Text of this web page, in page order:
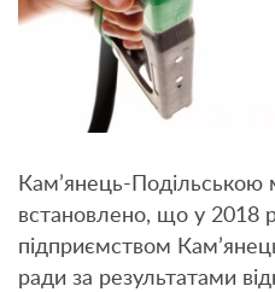
Кам’янець-
встановлено, що у 2018
підприємством
ради за результатами